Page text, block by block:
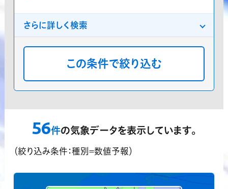
さらに詳しく検索
分類
プレミアム気象データ 気象庁データ
分布
領域指定機能
56件の気象データを表示しています。
（絞り込み条件：種別=数値予報）